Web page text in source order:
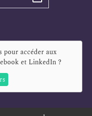
pour accéder aux
et LinkedIn?